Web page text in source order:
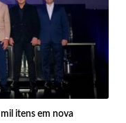
itens em nova